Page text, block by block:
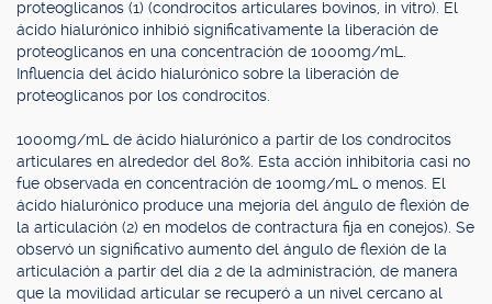
proteoglicanos (1) (condrocitos articulares bovinos, in vitro). El
ácido hialurónico inhibió significativamente la liberación de
proteoglicanos en una concentración de 1000mg/mL.
Influencia del ácido hialurónico sobre la liberación de
proteoglicanos por los condrocitos.
1000mg/mL de ácido hialurónico a partir de los condrocitos
articulares en alrededor del 80%. Esta acción inhibitoria casi no
fue observada en concentración de 100mg/mL o menos. El
ácido hialurónico produce una mejoría del ángulo de flexión de
la articulación (2) en modelos de contractura fija en conejos). Se
observó un significativo aumento del ángulo de flexión de la
articulación a partir del día 2 de la administración, de manera
que la movilidad articular se recuperó a un nivel cercano al